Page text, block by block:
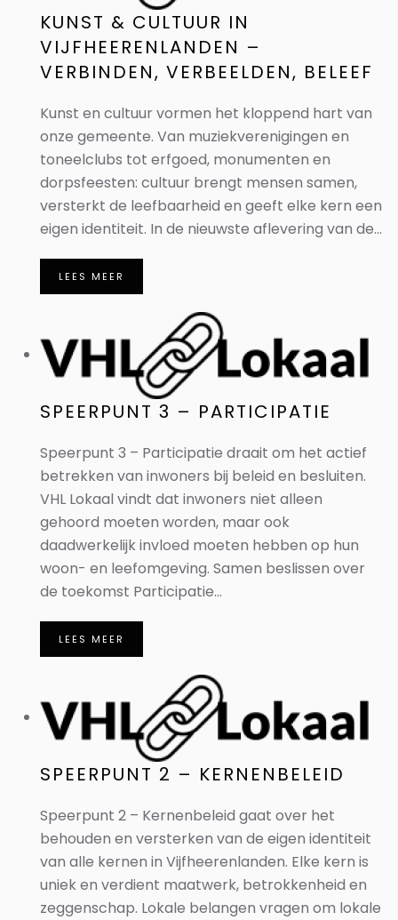
KUNST & CULTUUR IN
VIJFHEERENLANDEN –
VERBINDEN, VERBEELDEN, BELEEF
Kunst en cultuur vormen het kloppend hart van
onze gemeente. Van muziekverenigingen en
toneelclubs tot erfgoed, monumenten en
dorpsfeesten: cultuur brengt mensen samen,
versterkt de leefbaarheid en geeft elke kern een
eigen identiteit. In de nieuwste aflevering van de...
LEES MEER
SPEERPUNT 3 – PARTICIPATIE
Speerpunt 3 – Participatie draait om het actief
betrekken van inwoners bij beleid en besluiten.
VHL Lokaal vindt dat inwoners niet alleen
gehoord moeten worden, maar ook
daadwerkelijk invloed moeten hebben op hun
woon- en leefomgeving. Samen beslissen over
de toekomst Participatie...
LEES MEER
SPEERPUNT 2 – KERNENBELEID
Speerpunt 2 – Kernenbeleid gaat over het
behouden en versterken van de eigen identiteit
van alle kernen in Vijfheerenlanden. Elke kern is
uniek en verdient maatwerk, betrokkenheid en
zeggenschap. Lokale belangen vragen om lokale